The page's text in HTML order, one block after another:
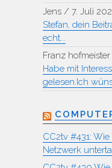
Jens / 7. Juli
Stefan, dein
echt...
Franz hofmeister
Habe mit
gelesen.Ich
CC2tv #431:
Netzwerk